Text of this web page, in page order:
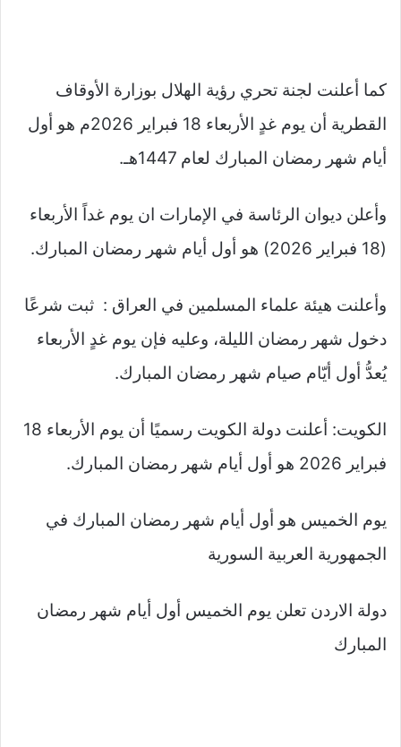
كما أعلنت لجنة تحري رؤية الهلال بوزارة الأوقاف
القطرية أن يوم غدٍ الأربعاء 18 فبراير 2026م هو أول
أيام شهر رمضان المبارك لعام 1447هـ.
وأعلن ديوان الرئاسة في الإمارات ان يوم غداً الأربعاء
(18 فبراير 2026) هو أول أيام شهر رمضان المبارك.
وأعلنت هيئة علماء المسلمين في العراق : ثبت شرعًا
دخول شهر رمضان الليلة، وعليه فإن يوم غدٍ الأربعاء
يُعدُّ أول أيّام صيام شهر رمضان المبارك.
الكويت: أعلنت دولة الكويت رسميًا أن يوم الأربعاء 18
فبراير 2026 هو أول أيام شهر رمضان المبارك.
يوم الخميس هو أول أيام شهر رمضان المبارك في
الجمهورية العربية السورية
دولة الاردن تعلن يوم الخميس أول أيام شهر رمضان
المبارك